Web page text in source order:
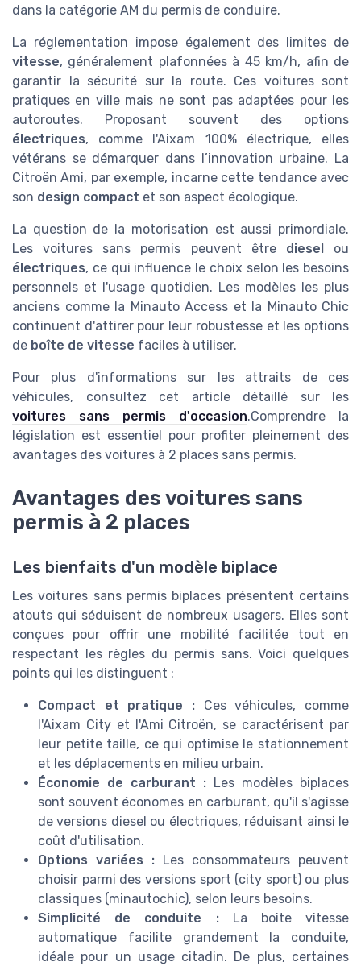
dans la catégorie AM du permis de conduire.
La réglementation impose également des limites de
vitesse, généralement plafonnées à 45 km/h, afin de
garantir la sécurité sur la route. Ces voitures sont
pratiques en ville mais ne sont pas adaptées pour les
autoroutes. Proposant souvent des options
électriques, comme l'Aixam 100% électrique, elles
vétérans se démarquer dans l’innovation urbaine. La
Citroën Ami, par exemple, incarne cette tendance avec
son design compact et son aspect écologique.
La question de la motorisation est aussi primordiale.
Les voitures sans permis peuvent être dieselou
électriques, ce qui influence le choix selon les besoins
personnels et l'usage quotidien. Les modèles les plus
anciens comme la Minauto Access et la Minauto Chic
continuent d'attirer pour leur robustesse et les options
de boîte de vitesse faciles à utiliser.
Pour plus d'informations sur les attraits de ces
véhicules, consultez cet article détaillé sur les
voitures sans permis d'occasion.Comprendre la
législation est essentiel pour profiter pleinement des
avantages des voitures à 2 places sans permis.
Avantages des voitures sans
permis à 2 places
Les bienfaits d'un modèle biplace
Les voitures sans permis biplaces présentent certains
atouts qui séduisent de nombreux usagers. Elles sont
conçues pour offrir une mobilité facilitée tout en
respectant les règles du permis sans. Voici quelques
points qui les distinguent :
Compact et pratique : Ces véhicules, comme
l'Aixam City et l'Ami Citroën, se caractérisent par
leur petite taille, ce qui optimise le stationnement
et les déplacements en milieu urbain.
Économie de carburant : Les modèles biplaces
sont souvent économes en carburant, qu'il s'agisse
de versions diesel ou électriques, réduisant ainsi le
coût d'utilisation.
Options variées : Les consommateurs peuvent
choisir parmi des versions sport (city sport) ou plus
classiques (minautochic), selon leurs besoins.
Simplicité de conduite :La boite vitesse
automatique facilite grandement la conduite,
idéale pour un usage citadin. De plus, certaines